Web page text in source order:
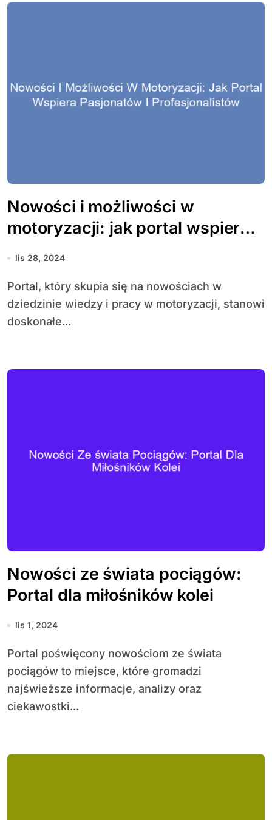
Nowości i możliwości w
motoryzacji: jak portal wspiera
pasjonatów i profesjonalistów
lis 28, 2024
Portal, który skupia się na nowościach w
dziedzinie wiedzy i pracy w motoryzacji, stanowi
doskonałe...
Nowości ze świata pociągów:
Portal dla miłośników kolei
lis 1, 2024
Portal poświęcony nowościom ze świata
pociągów to miejsce, które gromadzi
najświeższe informacje, analizy oraz
ciekawostki...